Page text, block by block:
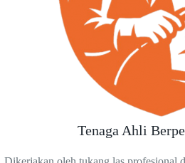
Tenaga Ahli